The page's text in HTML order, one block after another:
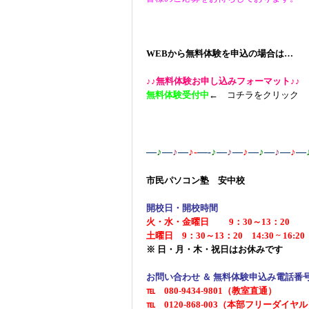
WEBから無料体験を申込の場合は…
♪♪無料体験お申し込みフォーマット♪♪
無料体験受付中 ← コチラをクリック
—♪—♪—♪-—-♪—♪—♪—♪—♪—♪—
市民パソコン塾 安中校
開校日・開校時間
火・水・金曜日 9：30～13：20
土曜日 9：30～13：20 14:30 ~ 16:20
※ 日・月・木・祝日はお休みです
お問い合わせ ＆ 無料体験申込み電話番
℡ 080-9434-9801（教室直通）
℡ 0120-868-003（本部フリーダイヤル